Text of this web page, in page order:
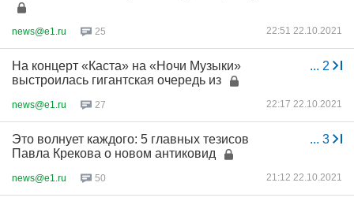
news@e1.ru 25 22:51 22.10.2021
... 2
На концерт «Каста» на «Ночи Музыки»
выстроилась гигантская очередь из
news@e1.ru 27 22:17 22.10.2021
... 3
Это волнует каждого: 5 главных тезисов
Павла Крекова о новом антиковид
news@e1.ru 50 21:12 22.10.2021